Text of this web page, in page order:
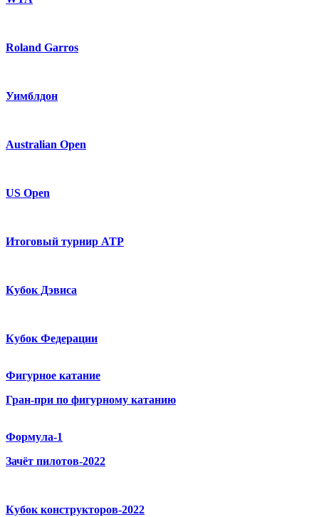
Roland Garros
Уимблдон
Australian Open
US Open
Итоговый турнир ATP
Кубок Дэвиса
Кубок Федерации
Фигурное катание
Гран-при по фигурному катанию
Формула-1
Зачёт пилотов-2022
Кубок конструкторов-2022